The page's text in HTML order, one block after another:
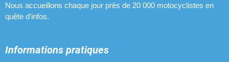
Nous accueillons chaque jour près de 20 000 motocyclistes en
quête d'infos.
Informations pratiques